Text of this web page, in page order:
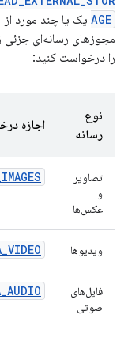
AGE یک یا چند مورد از
مجوزهای رسانه‌ای جزئی
را درخواست کنید:
نوع
رسانه
اجازه
تصاویر
و
عکس‌ها
ویدیوها
فایل‌های
صوتی